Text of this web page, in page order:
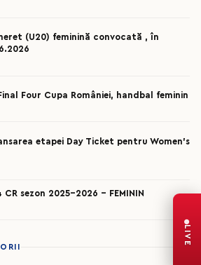
(U20) feminină convocată , în
Four Cupa României, handbal feminin
etapei Day Ticket pentru Women’s
sezon 2025-2026 - FEMININ
LIVE